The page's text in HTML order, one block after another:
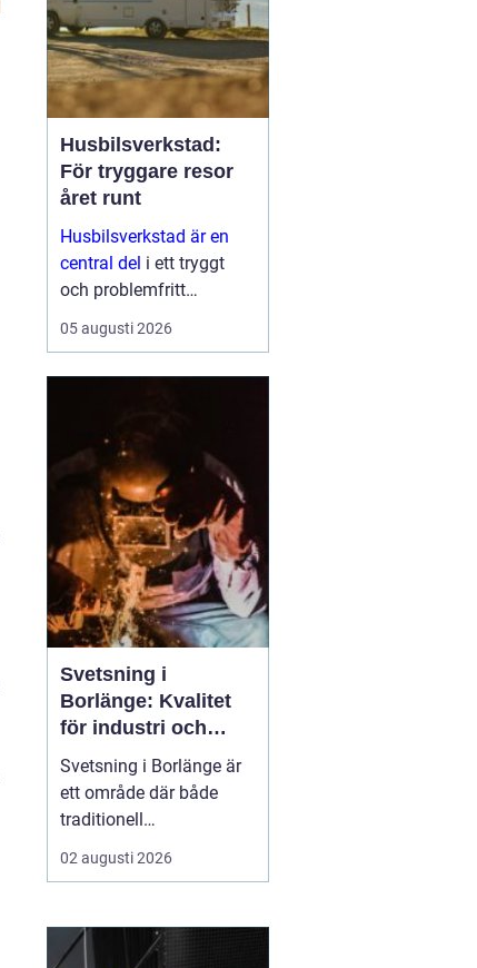
Husbilsverkstad:
För tryggare resor
året runt
Husbilsverkstad är en
central del i ett tryggt
och problemfritt
husbilsliv. När en husbil
används som både
05 augusti 2026
Svetsning i
Borlänge: Kvalitet
för industri och
konstruktion
Svetsning i Borlänge är
ett område där både
traditionell
verkstadsindustri och
moderna
möts. I takt med att
kraven på hållbara
02 augusti 2026